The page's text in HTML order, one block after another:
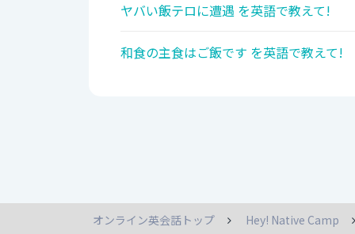
ヤバい飯テロに遭遇 を英語で教えて!
和食の主食はご飯です を英語で教えて!
オンライン英会話トップ Hey! Native Camp